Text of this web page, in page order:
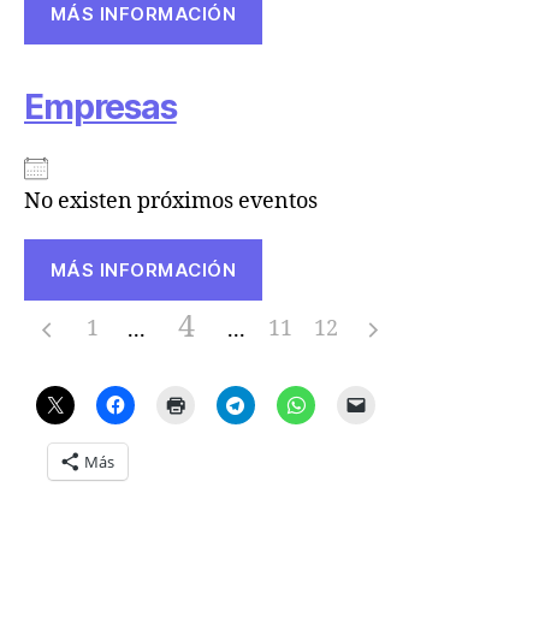
MÁS INFORMACIÓN
Empresas
No existen próximos eventos
MÁS INFORMACIÓN
1 4 11 12
Más